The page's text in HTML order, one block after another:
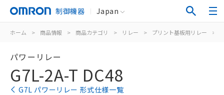
制御機器 Japan
ホーム > 商品情報 > 商品カテゴリ > リレー > プリント基板用リレー >
パワーリレー
G7L-2A-T DC48
G7L パワーリレー 形式仕様一覧